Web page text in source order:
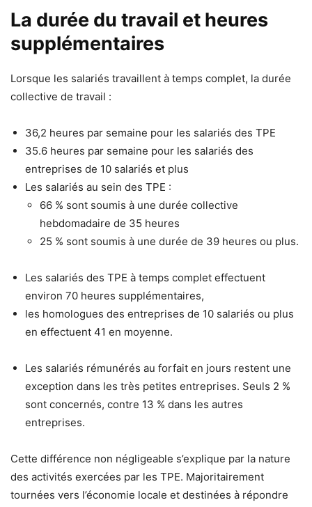
La durée du travail et heures
supplémentaires
Lorsque les salariés travaillent à temps complet, la durée
collective de travail :
36,2 heures par semaine pour les salariés des TPE
35.6 heures par semaine pour les salariés des
entreprises de 10 salariés et plus
Les salariés au sein des TPE :
66 % sont soumis à une durée collective
hebdomadaire de 35 heures
25 % sont soumis à une durée de 39 heures ou plus.
Les salariés des TPE à temps complet effectuent
environ 70 heures supplémentaires,
les homologues des entreprises de 10 salariés ou plus
en effectuent 41 en moyenne.
Les salariés rémunérés au forfait en jours restent une
exception dans les très petites entreprises. Seuls 2 %
sont concernés, contre 13 % dans les autres
entreprises.
Cette différence non négligeable s’explique par la nature
des activités exercées par les TPE. Majoritairement
tournées vers l’économie locale et destinées à répondre